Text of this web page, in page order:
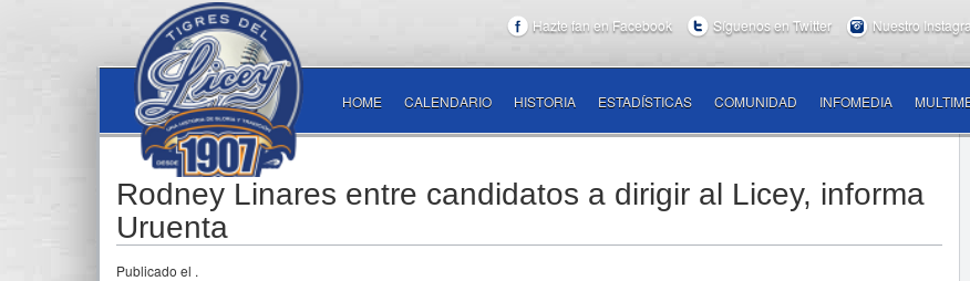
Hazte fan en Facebook Síguenos en Twitter Nuestro
HOME CALENDARIO HISTORIA ESTADÍSTICAS COMUNIDAD INFOMEDIA
Rodney Linares entre candidatos a dirigir al Licey, informa
Uruenta
Publicado el .